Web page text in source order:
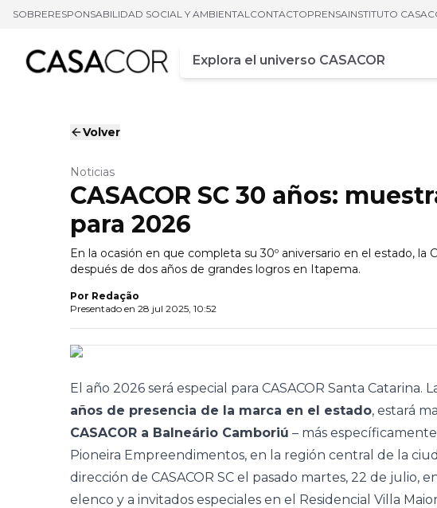
SOBRERESPONSABILIDAD SOCIAL Y AMBIENTALCONTACTOPRENSAINSTITUTO
Campo de busca
Ingrese al menos tres caracteres
Volver
Noticias
CASACOR SC 30 años:
para 2026
En la ocasión en que completa su 30º aniversario en el estado, la
después de dos años de grandes logros en Itapema.
Por Redação
Presentado en 28 jul 2025, 10:52
El año 2026 será especial para CASACOR Santa Catarina.
años de presencia de la marca en el estado, estará
CASACOR a Balneário Camboriú – más específicamente
Pioneira Empreendimentos, en la región central de la
dirección de CASACOR SC el pasado martes, 22 de julio,
elenco y a invitados especiales en el Residencial Villa